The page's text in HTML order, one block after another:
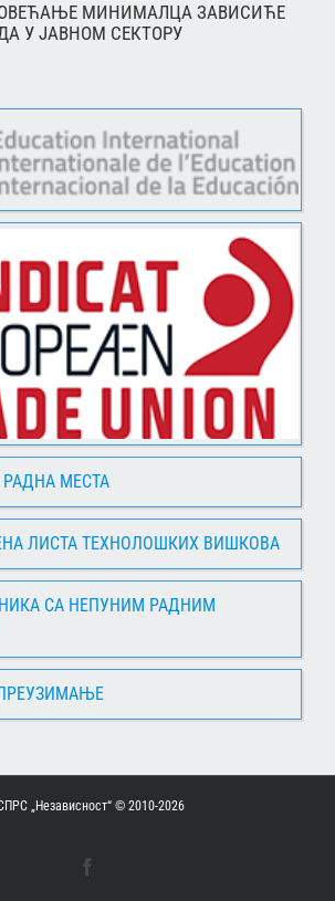
МИНИМАЛЦА ЗАВИСИЋЕ
У ЈАВНОМ СЕКТОРУ
МЕСТА
ЛИСТА ТЕХНОЛОШКИХ ВИШКОВА
СА НЕПУНИМ РАДНИМ
„Независност“ © 2010-2026